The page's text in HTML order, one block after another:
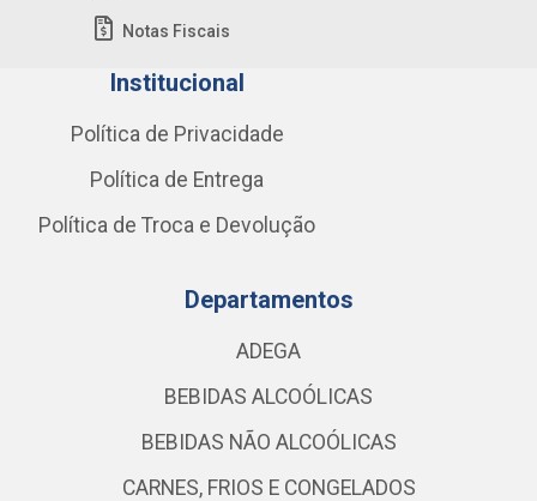
Notas Fiscais
Institucional
Política de Privacidade
Política de Entrega
Política de Troca e Devolução
Departamentos
ADEGA
BEBIDAS ALCOÓLICAS
BEBIDAS NÃO ALCOÓLICAS
CARNES, FRIOS E CONGELADOS